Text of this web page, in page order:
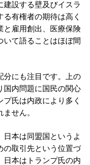
建設する壁及びイスラ
有権者の期待は高く
と雇用創出、医療保険
いて語ることはほぼ間
にも注目です。上の
国内問題に国民の関心
氏は内政により多く
せん。
本は同盟国というよ
の取引先という位置づ
日本はトランプ氏の内